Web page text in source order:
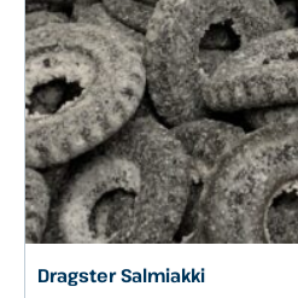
Dragster Salmiakki